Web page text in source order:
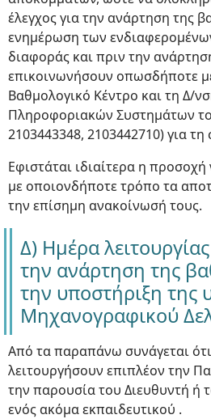
έλεγχος για την ανάρτηση της
ενημέρωση των
διαφοράς και πριν την
επικοινωνήσουν οπωσδήποτε
Βαθμολογικό Κέντρο και τη Δ/
Πληροφοριακών Συστημάτων
2103443348, 2103442710) για
Εφιστάται ιδιαίτερα η
με οποιονδήποτε τρόπο τα
την επίσημη ανακοίνωσή τους.
Δ) Ημέρα
την ανάρτηση της
την υποστήριξη της
Μηχανογραφικού
Από τα παραπάνω συνάγεται
λειτουργήσουν επιπλέον την
την παρουσία του Διευθυντή ή
ενός ακόμα εκπαιδευτικού .